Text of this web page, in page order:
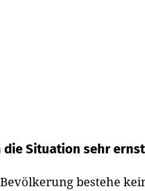
die Situation sehr
bestehe